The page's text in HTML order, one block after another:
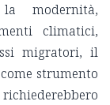
modernità,
climatici,
migratori, il
strumento